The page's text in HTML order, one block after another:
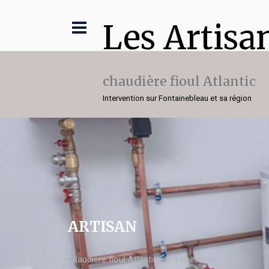
Les
chaudière fioul Atlantic
Intervention sur Fontainebleau et sa région
ARTISAN
chaudière fioul Atlantic Fontainebleau